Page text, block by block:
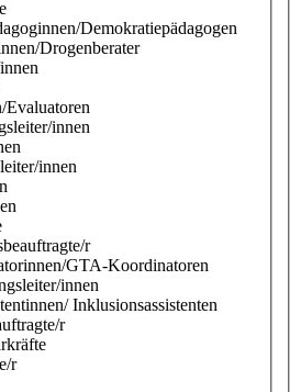
Demokratiepädagogen
Drogenberater
Evaluatoren
innen
innen
r
GTA-Koordinatoren
innen
Inklusionsassistenten
r
r